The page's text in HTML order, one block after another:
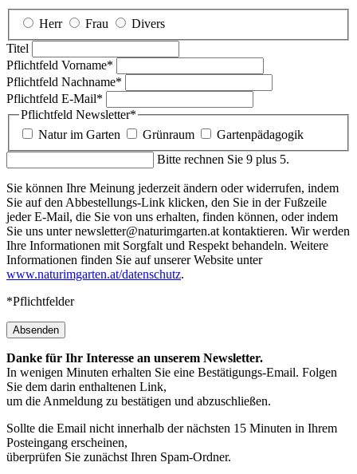
Herr Frau
Divers
Titel
Pflichtfeld Vorname*
Pflichtfeld Nachname*
Pflichtfeld E-Mail*
Pflichtfeld Newsletter*
Natur im Garten
Grünraum
Gartenpädagogik
Bitte rechnen Sie 9 plus 5.
Sie können Ihre Meinung jederzeit ändern oder widerrufen, indem
Sie auf den Abbestellungs-Link klicken, den Sie in der Fußzeile
jeder E-Mail, die Sie von uns erhalten, finden können, oder indem
Sie uns unter newsletter@naturimgarten.at kontaktieren. Wir werden
Ihre Informationen mit Sorgfalt und Respekt behandeln. Weitere
Informationen finden Sie auf unserer Website unter
www.naturimgarten.at/datenschutz.
*Pflichtfelder
Absenden
Danke für Ihr Interesse an unserem Newsletter.
In wenigen Minuten erhalten Sie eine Bestätigungs-Email. Folgen
Sie dem darin enthaltenen Link,
um die Anmeldung zu bestätigen und abzuschließen.
Sollte die Email nicht innerhalb der nächsten 15 Minuten in Ihrem
Posteingang erscheinen,
überprüfen Sie zunächst Ihren Spam-Ordner.